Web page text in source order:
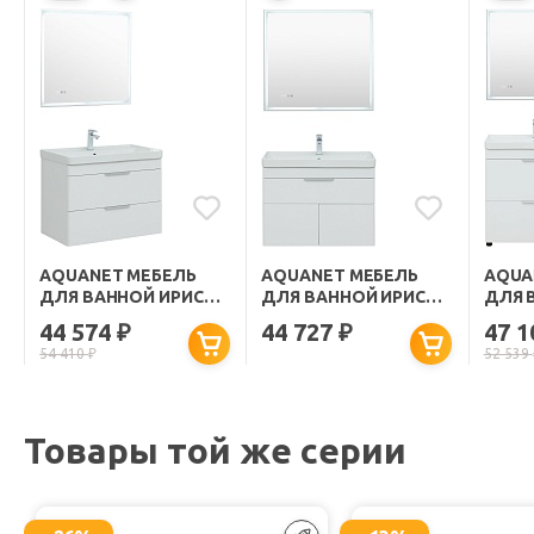
AQUANET МЕБЕЛЬ
ДЛЯ ВАННОЙ ИРИС
NEW 80 2 ЯЩИКА
ПОДВЕСНАЯ БЕЛАЯ
ГЛЯНЦЕВАЯ
44 574₽
54 410₽
AQUANET МЕБЕЛЬ
ДЛЯ ВАННОЙ ИРИС
NEW 80 ПОДВЕСНАЯ
БЕЛАЯ ГЛЯНЦЕВАЯ
44 727₽
ДЛЯ
NEW
47
52 539
Товары той же серии